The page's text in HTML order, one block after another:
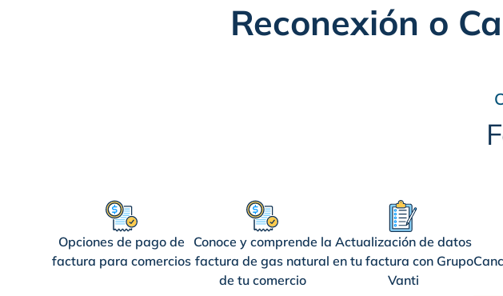
Reconexión o
Opciones de pago de
factura para comercios
Conoce y comprende la
factura de gas natural
de tu comercio
Actualización de datos
en tu factura con Grupo
Vanti